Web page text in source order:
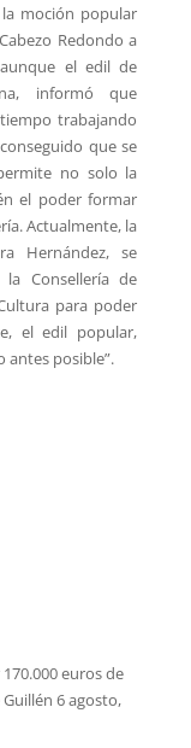
moción popular
Redondo a
el edil de
informó que
trabajando
que se
no solo la
el poder formar
Actualmente, la
Hernández, se
Consellería de
para poder
el edil popular,
antes posible”.
euros de
6 agosto,